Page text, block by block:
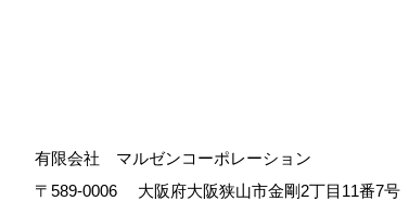
有限会社 マルゼンコーポレーション
〒589-0006
大阪府大阪狭山市金剛2丁目11番7号